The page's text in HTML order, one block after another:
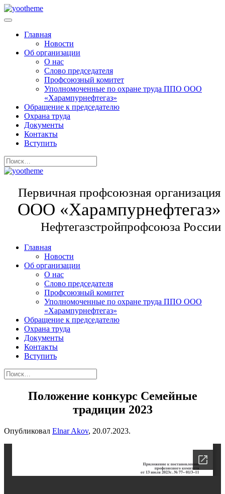
Главная
Новости
Об организации
О нас
Слово председателя
Профсоюзный комитет
Уполномоченные по охране труда ППО ООО
«Харампурнефтегаз»
Обращение к председателю
Охрана труда
Документы
Контакты
Вступить
Первичная профсоюзная организация
ООО «Харампурнефтегаз»
Нефтегазстройпрофсоюза России
Главная
Новости
Об организации
О нас
Слово председателя
Профсоюзный комитет
Уполномоченные по охране труда ППО ООО
«Харампурнефтегаз»
Обращение к председателю
Охрана труда
Документы
Контакты
Вступить
Положение конкурс Семейные
традиции 2023
Опубликовал Elnar Akov, 20.07.2023.